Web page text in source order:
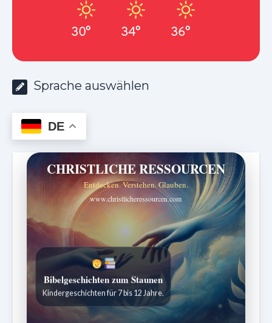
30° 34° 36°
Sprache auswählen
DE
CHRISTLICHE RESSOURCEN
Entdecken. Verstehen. Glauben.
www.christlicheressourcen.com
Bibelgeschichten zum Staunen
Kindergeschichten für 7 bis 12 Jahre.